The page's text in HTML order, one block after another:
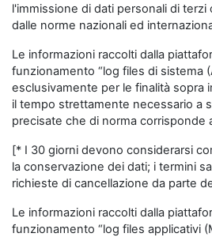
l'immissione di dati personali di
dalle norme nazionali ed
Le informazioni raccolti dalla
funzionamento “log files di sistema
esclusivamente per le finalità sopra
il tempo strettamente necessario a
precisate che di norma corrisponde
[* I 30 giorni devono considerarsi
la conservazione dei dati; i termini
richieste di cancellazione da parte
Le informazioni raccolti dalla
funzionamento “log files applicativi